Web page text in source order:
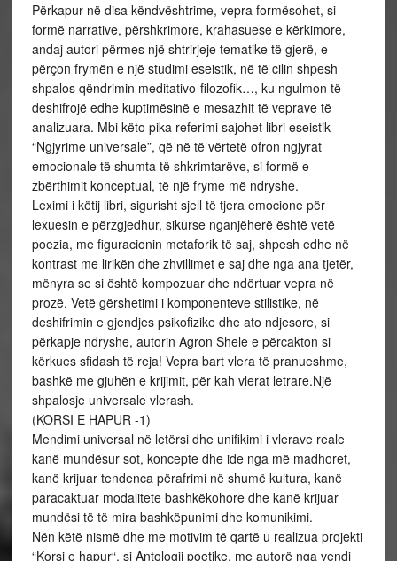
Përkapur në disa këndvështrime, vepra formësohet, si
formë narrative, përshkrimore, krahasuese e kërkimore,
andaj autori përmes një shtrirjeje tematike të gjerë, e
përçon frymën e një studimi eseistik, në të cilin shpesh
shpalos qëndrimin meditativo-filozofik…, ku ngulmon të
deshifrojë edhe kuptimësinë e mesazhit të veprave të
analizuara. Mbi këto pika referimi sajohet libri eseistik
“Ngjyrime universale”, që në të vërtetë ofron ngjyrat
emocionale të shumta të shkrimtarëve, si formë e
zbërthimit konceptual, të një fryme më ndryshe.
Leximi i këtij libri, sigurisht sjell të tjera emocione për
lexuesin e përzgjedhur, sikurse nganjëherë është vetë
poezia, me figuracionin metaforik të saj, shpesh edhe në
kontrast me lirikën dhe zhvillimet e saj dhe nga ana tjetër,
mënyra se si është kompozuar dhe ndërtuar vepra në
prozë. Vetë gërshetimi i komponenteve stilistike, në
deshifrimin e gjendjes psikofizike dhe ato ndjesore, si
përkapje ndryshe, autorin Agron Shele e përcakton si
kërkues sfidash të reja! Vepra bart vlera të pranueshme,
bashkë me gjuhën e krijimit, për kah vlerat letrare.Një
shpalosje universale vlerash.
(KORSI E HAPUR -1)
Mendimi universal në letërsi dhe unifikimi i vlerave reale
kanë mundësur sot, koncepte dhe ide nga më madhoret,
kanë krijuar tendenca përafrimi në shumë kultura, kanë
paracaktuar modalitete bashkëkohore dhe kanë krijuar
mundësi të të mira bashkëpunimi dhe komunikimi.
Nën këtë nismë dhe me motivim të qartë u realizua projekti
“Korsi e hapur“, si Antologji poetike, me autorë nga vendi